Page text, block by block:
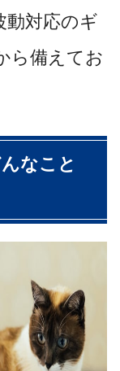
動対応のギ
ら備えてお
なこと